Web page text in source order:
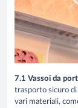
7.1 Vassoi da
trasporto sicuro di
vari materiali,